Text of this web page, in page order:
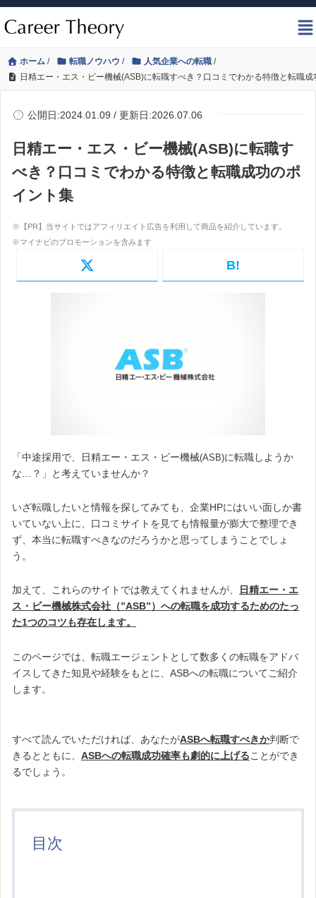
ホーム / 転職ノウハウ / 人気企業への転職 /
日精エー・エス・ビー機械(ASB)に転職すべき？口コミでわかる特徴と転職
公開日:2024.01.09 / 更新日:2026.07.06
日精エー・エス・ビー機械(ASB)に転職す
べき？口コミでわかる特徴と転職成功のポ
イント集
B!
「中途採用で、日精エー・エス・ビー機械(ASB)に転職しようか
な…？」と考えていませんか？
いざ転職したいと情報を探してみても、企業HPにはいい面しか書
いていない上に、口コミサイトを見ても情報量が膨大で整理でき
ず、本当に転職すべきなのだろうかと思ってしまうことでしょ
う。
加えて、これらのサイトでは教えてくれませんが、
日精エー・エ
ス・ビー機械株式会社（”ASB”）への転職を成功するためのたっ
た1つのコツも存在します。
このページでは、転職エージェントとして数多くの転職をアドバ
イスしてきた知見や経験をもとに、ASBへの転職についてご紹介
します。
すべて読んでいただければ、あなたがASBへ転職すべきか判断で
きるとともに、 ASBへの転職成功確率も劇的に上げることができ
るでしょう。
目次